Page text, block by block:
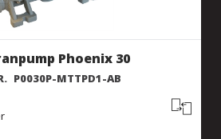
Phoenix 30
P0030P-MTTPD1-AB